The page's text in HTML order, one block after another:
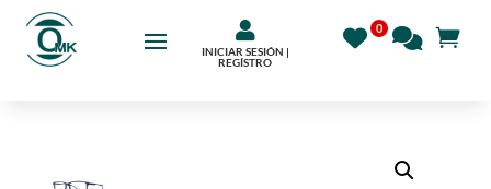

INICIAR SESIÓN |
REGÍSTRO